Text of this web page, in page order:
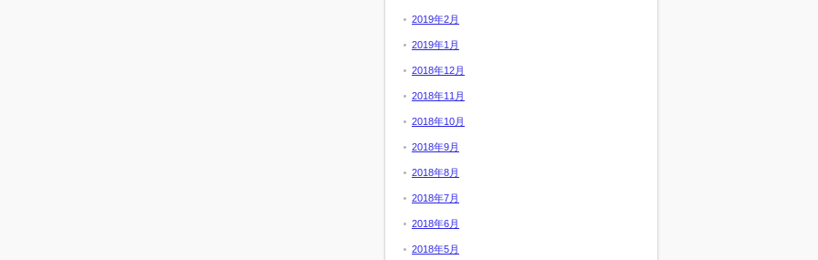
2019年2月
2019年1月
2018年12月
2018年11月
2018年10月
2018年9月
2018年8月
2018年7月
2018年6月
2018年5月